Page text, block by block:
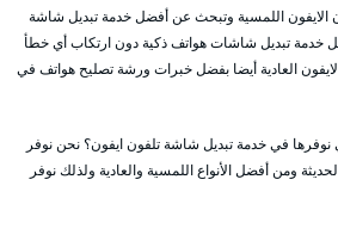
اللمسية وتبحث عن أفضل خدمة تبديل شاشة
خدمة تبديل شاشات هواتف ذكية دون ارتكاب أي خطأ
العادية أيضا بفضل خبرات ورشة تصليح هواتف في
في خدمة تبديل شاشة تلفون ايفون؟ نحن نوفر
ومن أفضل الأنواع اللمسية والعادية ولذلك نوفر